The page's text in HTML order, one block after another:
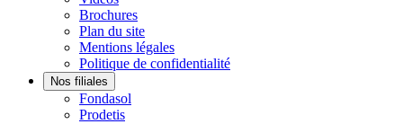
Brochures
Plan du site
Mentions légales
Politique de confidentialité
Nos filiales
Fondasol
Prodetis